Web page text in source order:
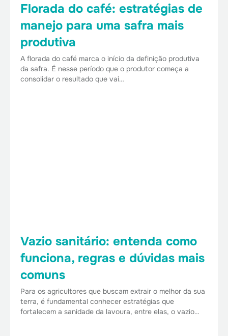
Florada do café: estratégias de
manejo para uma safra mais
produtiva
A florada do café marca o início da definição produtiva
da safra. É nesse período que o produtor começa a
consolidar o resultado que vai…
Vazio sanitário: entenda como
funciona, regras e dúvidas mais
comuns
Para os agricultores que buscam extrair o melhor da sua
terra, é fundamental conhecer estratégias que
fortalecem a sanidade da lavoura, entre elas, o vazio…